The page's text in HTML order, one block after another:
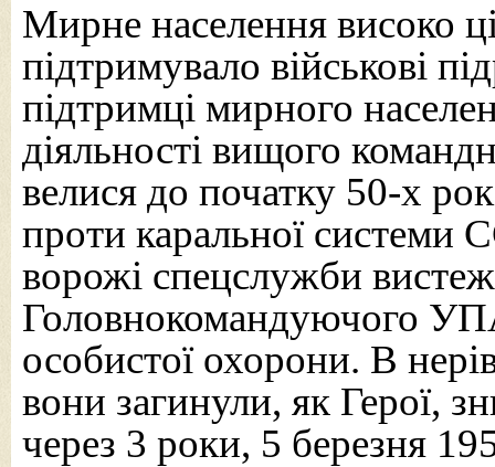
Мирне населення високо
підтримувало військові
підтримці мирного
діяльності вищого
велися до початку 50-х
проти каральної системи
ворожі спецслужби
Головнокомандуючого
особистої охорони. В
вони загинули, як Герої,
через 3 роки, 5 березня